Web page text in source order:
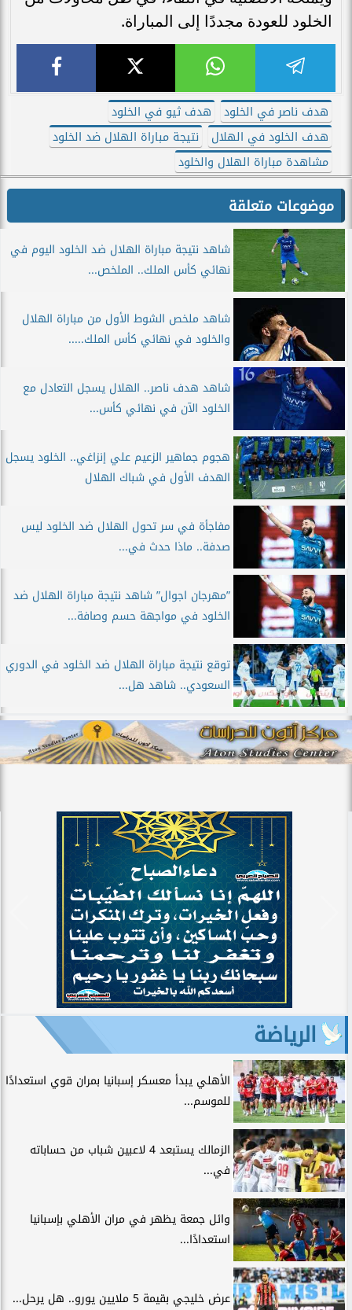
الخلود للعودة مجددًا إلى المباراة.
هدف ناصر في الخلود
هدف ثيو في الخلود
هدف الخلود في الهلال
نتيجة مباراة الهلال ضد الخلود
مشاهدة مباراة الهلال والخلود
موضوعات متعلقة
شاهد نتيجة مباراة الهلال ضد الخلود اليوم في
نهائي كأس الملك.. الملخص...
شاهد ملخص الشوط الأول من مباراة الهلال
والخلود في نهائي كأس الملك.....
شاهد هدف ناصر.. الهلال يسجل التعادل مع
الخلود الآن في نهائي كأس...
هجوم جماهير الزعيم علي إنزاغي.. الخلود يسجل
الهدف الأول في شباك الهلال
مفاجأة في سر تحول الهلال ضد الخلود ليس
صدفة.. ماذا حدث في...
”مهرجان اجوال” شاهد نتيجة مباراة الهلال ضد
الخلود في مواجهة حسم وصافة...
توقع نتيجة مباراة الهلال ضد الخلود في الدوري
السعودي.. شاهد هل...
الرياضة
الأهلي يبدأ معسكر إسبانيا بمران قوي استعدادًا
للموسم...
الزمالك يستبعد 4 لاعبين شباب من حساباته
في...
وائل جمعة يظهر في مران الأهلي بإسبانيا
استعدادًا...
عرض خليجي بقيمة 5 ملايين يورو.. هل يرحل...